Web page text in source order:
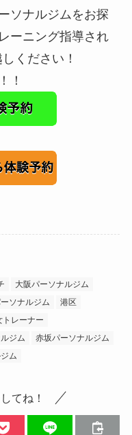
ソナルジムをお探
ーニング指導され
ください！
！
大阪パーソナルジム
ソナルジム
港区
トレーナー
ジム
赤坂パーソナルジム
ム
てね！